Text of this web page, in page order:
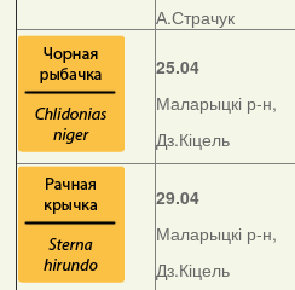
А.Страчук
25.04
Маларыцкі р-н,
Дз.Кіцель
29.04
Маларыцкі р-н,
Дз.Кіцель